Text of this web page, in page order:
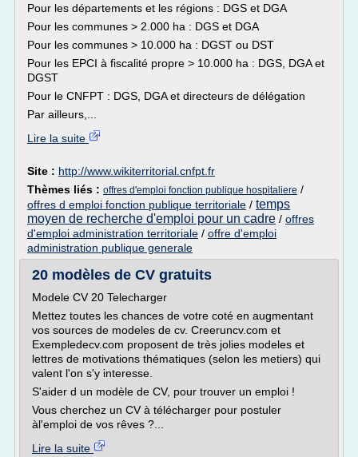
Pour les départements et les régions : DGS et DGA
Pour les communes > 2.000 ha : DGS et DGA
Pour les communes > 10.000 ha : DGST ou DST
Pour les EPCI à fiscalité propre > 10.000 ha : DGS, DGA et
DGST
Pour le CNFPT : DGS, DGA et directeurs de délégation
Par ailleurs,...
Lire la suite
Site : http://www.wikiterritorial.cnfpt.fr
Thèmes liés : offres d'emploi fonction publique hospitaliere /
offres d emploi fonction publique territoriale / temps
moyen de recherche d'emploi pour un cadre / offres
d'emploi administration territoriale / offre d'emploi
administration publique generale
20 modèles de CV gratuits
Modele CV 20 Telecharger
Mettez toutes les chances de votre coté en augmentant
vos sources de modeles de cv. Creeruncv.com et
Exempledecv.com proposent de très jolies modeles et
lettres de motivations thématiques (selon les metiers) qui
valent l'on s'y interesse.
S'aider d un modèle de CV, pour trouver un emploi !
Vous cherchez un CV à télécharger pour postuler
àl'emploi de vos rêves ?...
Lire la suite